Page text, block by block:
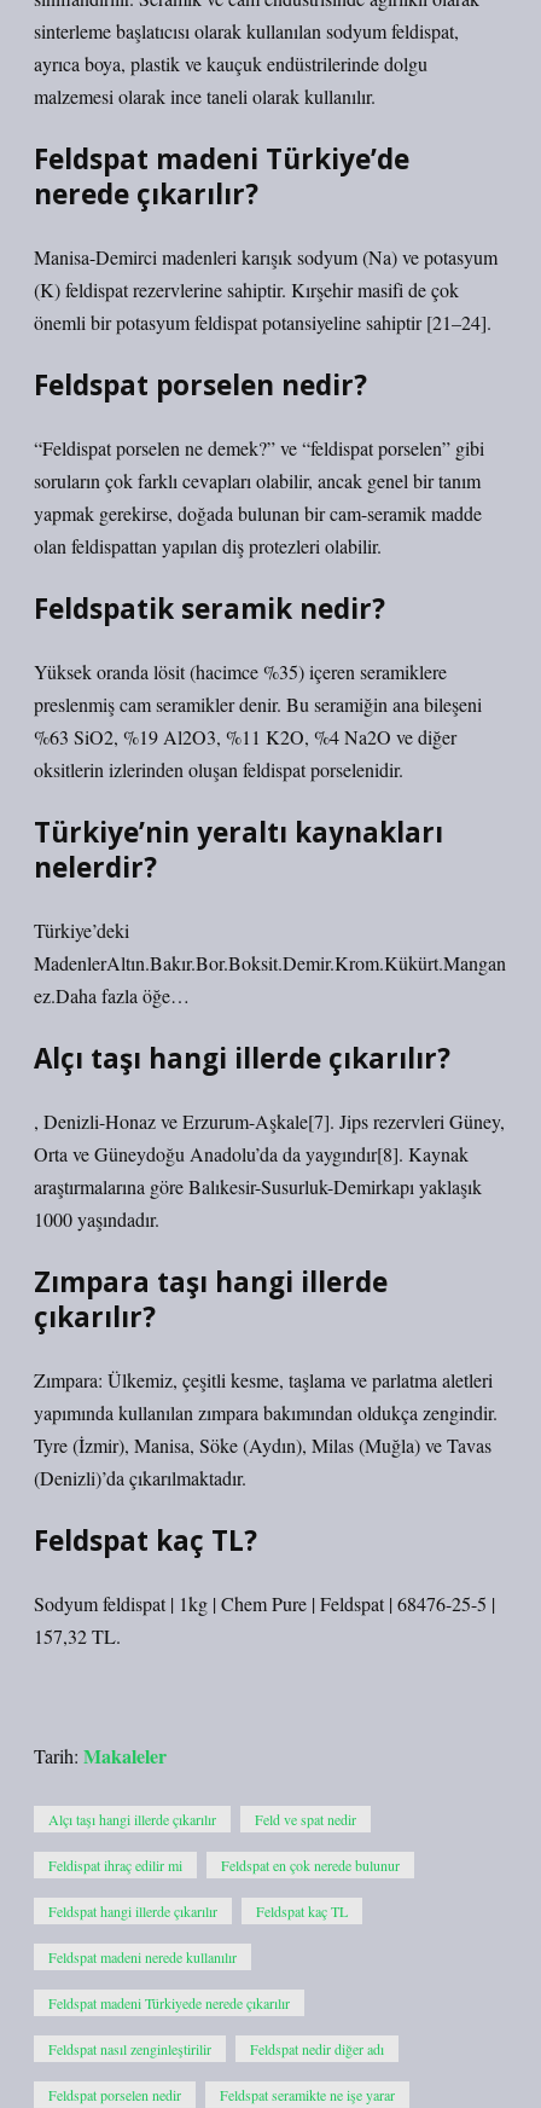
sinterleme başlatıcısı olarak kullanılan sodyum feldispat,
ayrıca boya, plastik ve kauçuk endüstrilerinde dolgu
malzemesi olarak ince taneli olarak kullanılır.
Feldspat madeni Türkiye’de
nerede çıkarılır?
Manisa-Demirci madenleri karışık sodyum (Na) ve potasyum
(K) feldispat rezervlerine sahiptir. Kırşehir masifi de çok
önemli bir potasyum feldispat potansiyeline sahiptir [21–24].
Feldspat porselen nedir?
“Feldispat porselen ne demek?” ve “feldispat porselen” gibi
soruların çok farklı cevapları olabilir, ancak genel bir tanım
yapmak gerekirse, doğada bulunan bir cam-seramik madde
olan feldispattan yapılan diş protezleri olabilir.
Feldspatik seramik nedir?
Yüksek oranda lösit (hacimce %35) içeren seramiklere
preslenmiş cam seramikler denir. Bu seramiğin ana bileşeni
%63 SiO2, %19 Al2O3, %11 K2O, %4 Na2O ve diğer
oksitlerin izlerinden oluşan feldispat porselenidir.
Türkiye’nin yeraltı kaynakları
nelerdir?
Türkiye’deki
MadenlerAltın.Bakır.Bor.Boksit.Demir.Krom.Kükürt.Mangan
ez.Daha fazla öğe…
Alçı taşı hangi illerde çıkarılır?
, Denizli-Honaz ve Erzurum-Aşkale[7]. Jips rezervleri Güney,
Orta ve Güneydoğu Anadolu’da da yaygındır[8]. Kaynak
araştırmalarına göre Balıkesir-Susurluk-Demirkapı yaklaşık
1000 yaşındadır.
Zımpara taşı hangi illerde
çıkarılır?
Zımpara: Ülkemiz, çeşitli kesme, taşlama ve parlatma aletleri
yapımında kullanılan zımpara bakımından oldukça zengindir.
Tyre (İzmir), Manisa, Söke (Aydın), Milas (Muğla) ve Tavas
(Denizli)’da çıkarılmaktadır.
Feldspat kaç TL?
Sodyum feldispat | 1kg | Chem Pure | Feldspat | 68476-25-5 |
157,32 TL.
Tarih: Makaleler
Alçı taşı hangi illerde çıkarılır Feld ve spat nedir
Feldispat ihraç edilir mi Feldspat en çok nerede bulunur
Feldspat hangi illerde çıkarılır Feldspat kaç TL
Feldspat madeni nerede kullanılır
Feldspat madeni Türkiyede nerede çıkarılır
Feldspat nasıl zenginleştirilir Feldspat nedir diğer adı
Feldspat porselen nedir Feldspat seramikte ne işe yarar